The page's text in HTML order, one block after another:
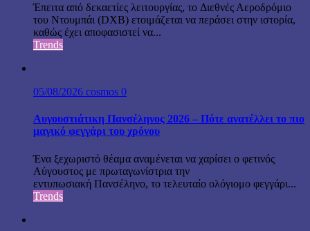
Έπειτα από δεκαετίες λειτουργίας, το Διεθνές Αεροδρόμιο
του Ντουμπάι (DXB) ετοιμάζεται να περάσει στην ιστορία,
καθώς έχει αποφασιστεί να...
Trends
05/08/2026 cosmos 0
Αυγουστιάτικη Πανσέληνος 2026 – Πότε ανατέλλει το πιο
μαγικό φεγγάρι του χρόνου
Ένα ξεχωριστό θέαμα αναμένεται να χαρίσει ο φετινός
Αύγουστος με πρωταγωνίστρια την
εντυπωσιακή Πανσέληνο, το τελευταίο ολόγιομο φεγγάρι...
Trends